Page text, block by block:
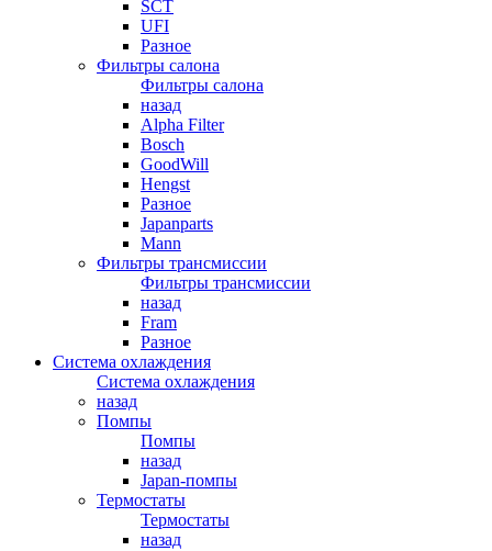
SCT
UFI
Разное
Фильтры салона
Фильтры салона
назад
Alpha Filter
Bosch
GoodWill
Hengst
Разное
Japanparts
Mann
Фильтры трансмиссии
Фильтры трансмиссии
назад
Fram
Разное
Система охлаждения
Система охлаждения
назад
Помпы
Помпы
назад
Japan-помпы
Термостаты
Термостаты
назад